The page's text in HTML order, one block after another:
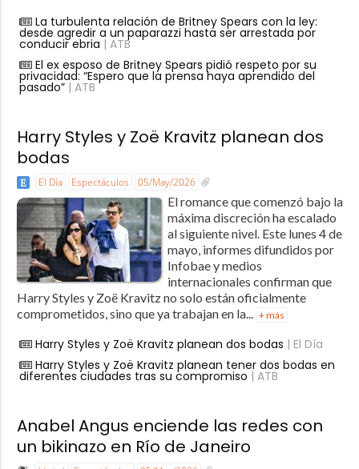
La turbulenta relación de Britney Spears con la ley:
desde agredir a un paparazzi hasta ser arrestada por
conducir ebria | ATB
El ex esposo de Britney Spears pidió respeto por su
privacidad: “Espero que la prensa haya aprendido del
pasado”| ATB
Harry Styles y Zoë Kravitz planean dos
bodas
El Día Espectáculos 05/May/2026
El romance que comenzó bajo la
máxima discreción ha escalado
al siguiente nivel. Este lunes 4 de
mayo, informes difundidos por
Infobae y medios
internacionales confirman que
Harry Styles y Zoë Kravitz no solo están oficialmente
comprometidos, sino que ya trabajan en la... + más
Harry Styles y Zoë Kravitz planean dos bodas | El Día
Harry Styles y Zoë Kravitz planean tener dos bodas en
diferentes ciudades tras su compromiso | ATB
Anabel Angus enciende las redes con
un bikinazo en Río de Janeiro